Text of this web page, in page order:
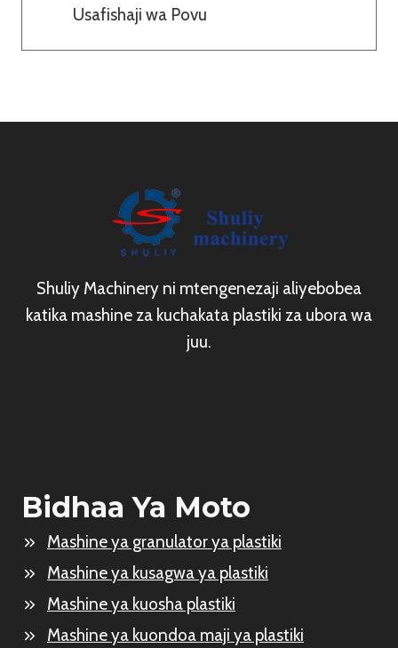
Usafishaji wa Povu
Shuliy Machinery ni mtengenezaji aliyebobea
katika mashine za kuchakata plastiki za ubora wa
juu.
Bidhaa Ya Moto
Mashine ya granulator ya plastiki
Mashine ya kusagwa ya plastiki
Mashine ya kuosha plastiki
Mashine ya kuondoa maji ya plastiki